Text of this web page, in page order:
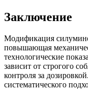
Заключение
Модификация
повышающая
технологические
зависит от строгого
контроля за
систематического